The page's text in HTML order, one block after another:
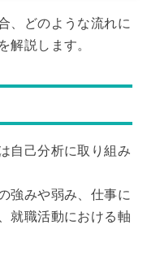
、どのような流れに
解説します。
自己分析に取り組み
強みや弱み、仕事に
就職活動における軸